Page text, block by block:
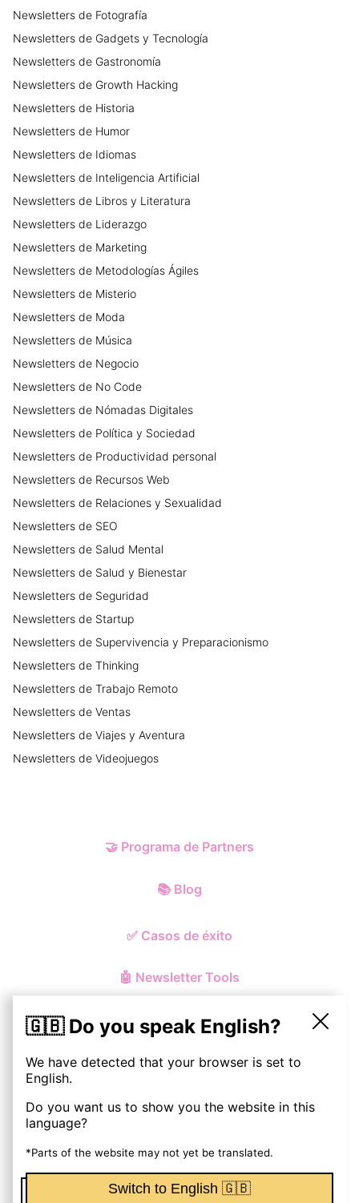
🇬🇧 Do you speak English?
We have detected that your browser is set to
English.
Do you want us to show you the website in this
language?
*Parts of the website may not yet be translated.
Switch to English 🇬🇧
Newsletters de Fotografía
Newsletters de Gadgets y Tecnología
Newsletters de Gastronomía
Newsletters de Growth Hacking
Newsletters de Historia
Newsletters de Humor
Newsletters de Idiomas
Newsletters de Inteligencia Artificial
Newsletters de Libros y Literatura
Newsletters de Liderazgo
Newsletters de Marketing
Newsletters de Metodologías Ágiles
Newsletters de Misterio
Newsletters de Moda
Newsletters de Música
Newsletters de Negocio
Newsletters de No Code
Newsletters de Nómadas Digitales
Newsletters de Política y Sociedad
Newsletters de Productividad personal
Newsletters de Recursos Web
Newsletters de Relaciones y Sexualidad
Newsletters de SEO
Newsletters de Salud Mental
Newsletters de Salud y Bienestar
Newsletters de Seguridad
Newsletters de Startup
Newsletters de Supervivencia y Preparacionismo
Newsletters de Thinking
Newsletters de Trabajo Remoto
Newsletters de Ventas
Newsletters de Viajes y Aventura
Newsletters de Videojuegos
🤝 Programa de Partners
📚 Blog
✅ Casos de éxito
🤖 Newsletter Tools
© ohmynewst2026
Política de Privacidad y Cookies
Aviso Legal
Términos y Condiciones